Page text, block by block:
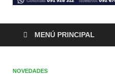
MENÚ PRINCIPAL
NOVEDADES